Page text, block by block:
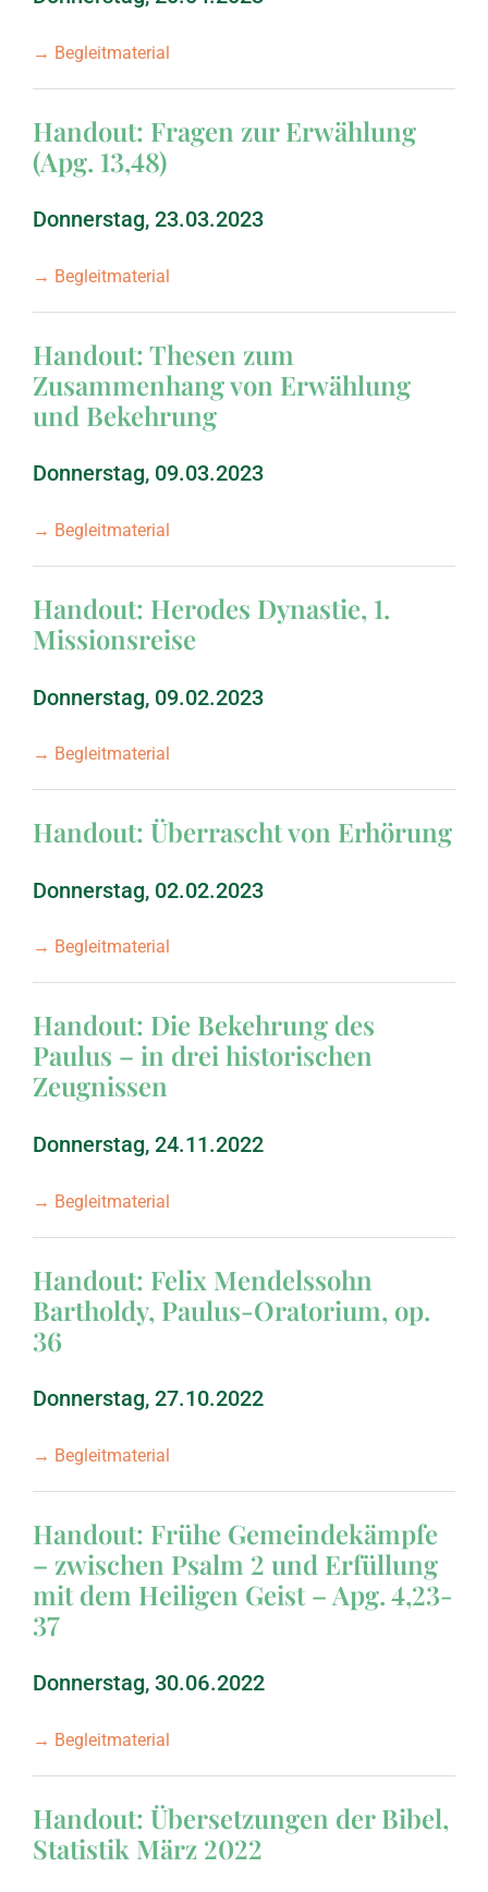
→ Begleitmaterial
Handout: Fragen zur Erwählung
(Apg. 13,48)
Donnerstag, 23.03.2023
→ Begleitmaterial
Handout: Thesen zum
Zusammenhang von Erwählung
und Bekehrung
Donnerstag, 09.03.2023
→ Begleitmaterial
Handout: Herodes Dynastie, 1.
Missionsreise
Donnerstag, 09.02.2023
→ Begleitmaterial
Handout: Überrascht von Erhörung
Donnerstag, 02.02.2023
→ Begleitmaterial
Handout: Die Bekehrung des
Paulus – in drei historischen
Zeugnissen
Donnerstag, 24.11.2022
→ Begleitmaterial
Handout: Felix Mendelssohn
Bartholdy, Paulus-Oratorium, op.
36
Donnerstag, 27.10.2022
→ Begleitmaterial
Handout: Frühe Gemeindekämpfe
– zwischen Psalm 2 und Erfüllung
mit dem Heiligen Geist – Apg. 4,23-
37
Donnerstag, 30.06.2022
→ Begleitmaterial
Handout: Übersetzungen der Bibel,
Statistik März 2022